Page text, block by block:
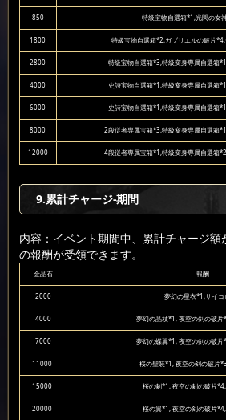
850 特級宝物自選箱*1,光閃の女
1800 特級宝物自選箱*2,ガブリエルの破片
2800 特級宝物自選箱*3,特級変身専属自選箱
4000 史詩宝物自選箱*1,特級変身専属自選箱
6000 史詩宝物自選箱*1,特級変身専属自選箱
8000 2段従者専属宝箱*3,特級変身専属自選箱
12000 4段従者専属宝箱*1,特級変身専属自選箱
9.累計チャージ-期間
内容：イベント期間中、累計チャージ額
の報酬が受領できます。
金晶石 報酬
2000 夢幻の星衣*1,サイ
4000 夢幻の晶杖*1, 夜空の剣の破
7000 夢幻の蝶翼*1, 夜空の剣の破
11000 桜の聖装*1, 夜空の剣の破片
15000 桜の剣*1, 夜空の剣の破片
20000 桜の翼*1, 夜空の剣の破片